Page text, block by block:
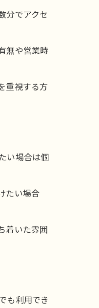
分でアクセ
無や営業時
重視する方
い場合は個
たい場合
着いた雰囲
も利用でき